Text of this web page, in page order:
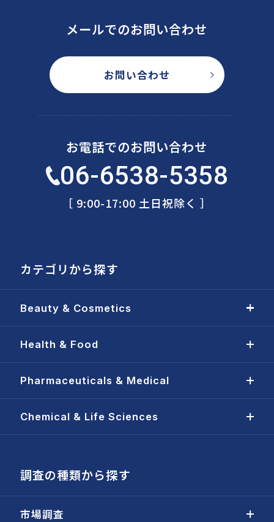
メールでのお問い合わせ
お問い合わせ
お電話でのお問い合わせ
06-6538-5358
［ 9:00-17:00 土日祝除く ］
カテゴリから探す
Beauty & Cosmetics
Health & Food
Pharmaceuticals & Medical
Chemical & Life Sciences
調査の種類から探す
市場調査